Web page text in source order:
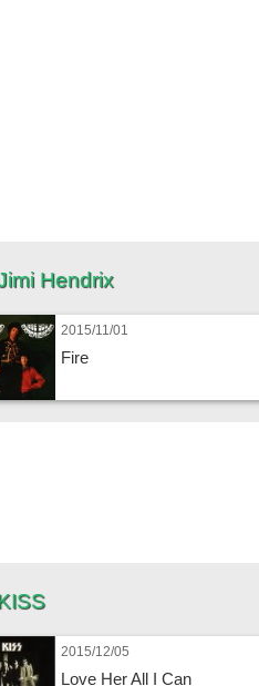
Hendrix
2015/11/01
Fire
2015/12/05
Love Her All I Can